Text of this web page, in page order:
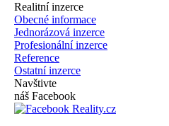
Realitní inzerce
Obecné informace
Jednorázová inzerce
Profesionální inzerce
Reference
Ostatní inzerce
Navštivte
náš Facebook